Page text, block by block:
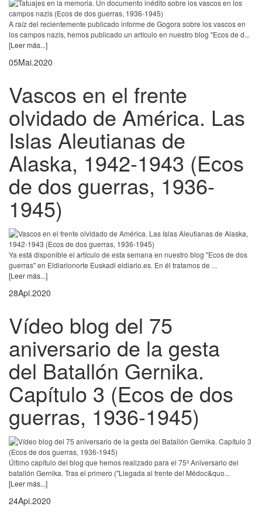
A raíz del recientemente publicado informe de Gogora sobre los vascos en
los campos nazis, hemos publicado un artículo en nuestro blog "Ecos de d...
[Leer más...]
05Mai.2020
Vascos en el frente
olvidado de América. Las
Islas Aleutianas de
Alaska, 1942-1943 (Ecos
de dos guerras, 1936-
1945)
Ya está disponible el artículo de esta semana en nuestro blog "Ecos de dos
guerras" en Eldiarionorte Euskadi eldiario.es. En él tratamos de ...
[Leer más...]
28Api.2020
Vídeo blog del 75
aniversario de la gesta
del Batallón Gernika.
Capítulo 3 (Ecos de dos
guerras, 1936-1945)
Último capítulo del blog que hemos realizado para el 75º Aniversario del
batallón Gernika. Tras el primero ("Llegada al frente del Médoc&quo...
[Leer más...]
24Api.2020